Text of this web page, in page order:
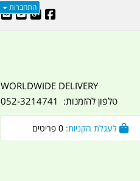
התחברות
WORLDWIDE DELIVERY
טלפון להזמנות: 052-3214741
0